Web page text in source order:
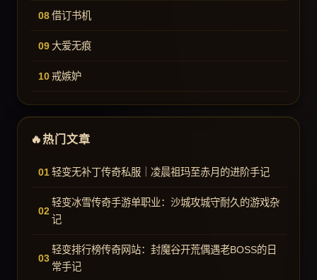
借订书机
大爱无痕
戒嫉妒
热门文章
轻变无补丁传奇私服｜凌晨祖玛至赤月的进阶手记
轻变冰雪传奇手游单职业：沙城攻城守耐久的游戏杂
记
轻变排行榜传奇网站：封魔谷开荒偶遇老BOSS的日
常手记